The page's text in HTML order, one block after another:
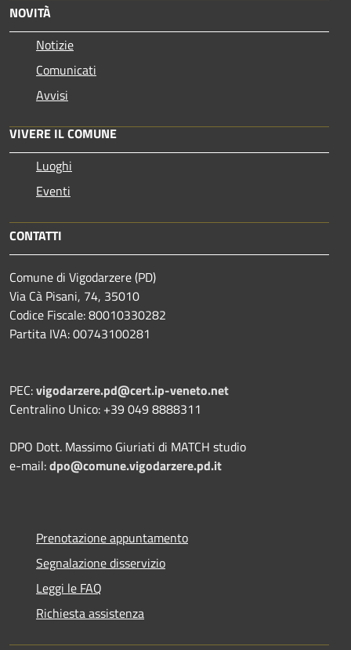
NOVITÀ
Notizie
Comunicati
Avvisi
VIVERE IL COMUNE
Luoghi
Eventi
CONTATTI
Comune di Vigodarzere (PD)
Via Cà Pisani, 74, 35010
Codice Fiscale: 80010330282
Partita IVA: 00743100281
PEC:vigodarzere.pd@cert.ip-veneto.net
Centralino Unico: +39 049 8888311
DPO Dott. Massimo Giuriati di MATCH studio
e-mail:dpo@comune.vigodarzere.pd.it
Prenotazione appuntamento
Segnalazione disservizio
Leggi le FAQ
Richiesta assistenza